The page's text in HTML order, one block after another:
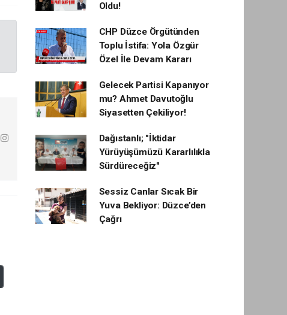
Oldu!
CHP Düzce Örgütünden
Toplu İstifa: Yola Özgür
Özel İle Devam Kararı
Gelecek Partisi Kapanıyor
mu? Ahmet Davutoğlu
Siyasetten Çekiliyor!
Dağıstanlı; "İktidar
Yürüyüşümüzü Kararlılıkla
Sürdüreceğiz"
Sessiz Canlar Sıcak Bir
Yuva Bekliyor: Düzce’den
Çağrı